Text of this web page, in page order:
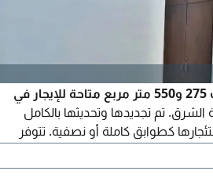
مكاتب رائعة بمساحات 275 و550 متر مربع متاحة للإيجار في
تم تجديدها وتحديثها بالكامل
كطوابق كاملة أو نصفية. تتوفر
حول العقار. تشمل الإيجار المياه
والكهرباء ومواقف سيارات محدودة، بسعر يتراوح بين 11 الى 14 دينار